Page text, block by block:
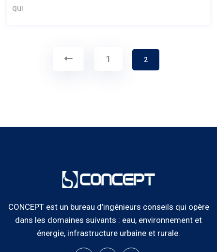
qui
1 2
CONCEPT est un bureau d’ingénieurs conseils qui opère
dans les domaines suivants : eau, environnement et
énergie, infrastructure urbaine et rurale.